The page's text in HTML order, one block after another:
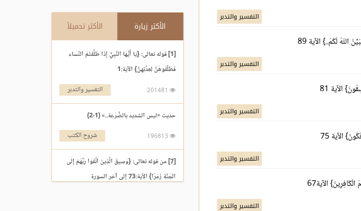
التفسير والتدبر
التفسير والتدبر
التفسير والتدبر
التفسير والتدبر
التفسير والتدبر
الأكثر زيارة الأكثر تحميلاً
[1] قوله تعالى: {يَا أَيُّهَا النَّبِيُّ إِذَا طَلَّقْتُمُ النِّسَاء
فَطَلِّقُوهُنَّ لِعِدَّتِهِنَّ} الآية:1
التفسير والتدبر
حديث «ليس الشديد بالصُّرَعة..» (1-2)
شروح الكتب
[7] من قوله تعالى: {وَسِيقَ الَّذِينَ اتَّقَوْا رَبَّهُمْ إِلَى
الْجَنَّةِ زُمَرًا} الآية:73 إلى آخر السورة